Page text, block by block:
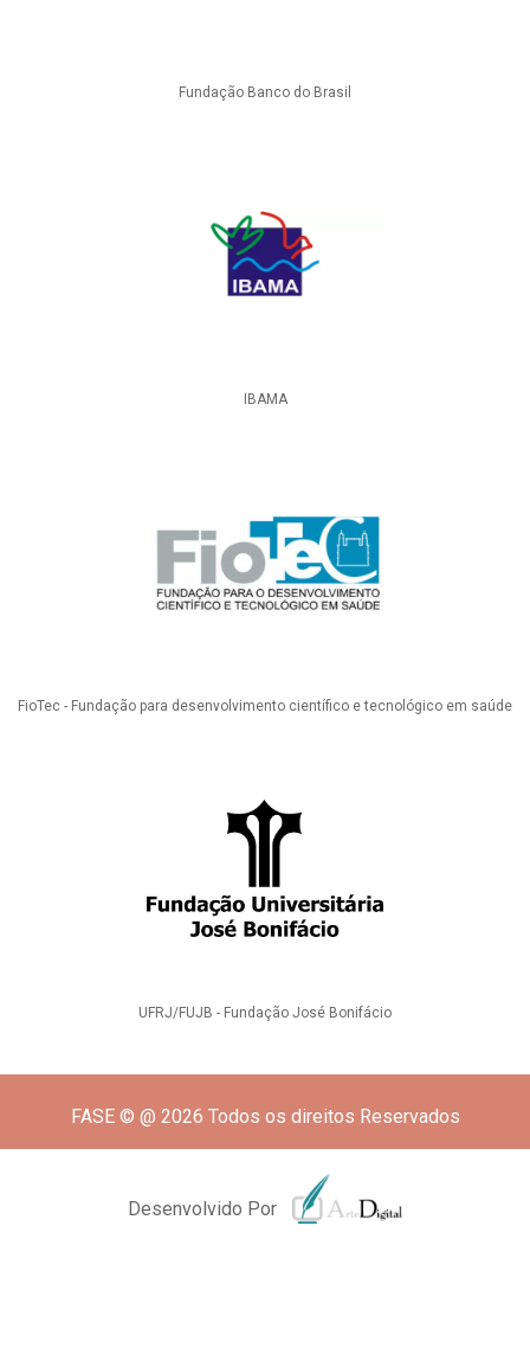
Fundação Banco do Brasil
IBAMA
FioTec - Fundação para desenvolvimento científico e tecnológico em saúde
UFRJ/FUJB - Fundação José Bonifácio
FASE © @ 2026 Todos os direitos Reservados
Desenvolvido Por